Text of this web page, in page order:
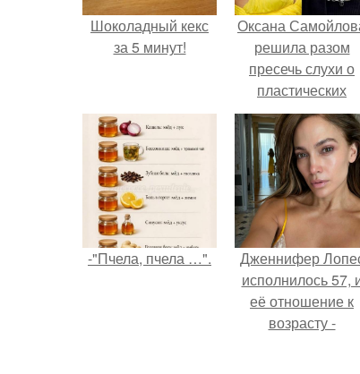
Шоколадный кекс
за 5 минут!
Оксана
решила разом
пресечь слухи о
пластических
операциях и
публично
прояснила
ситуацию.
-"Пчела, пчела …".
Дженнифер
исполнилось 57,
её отношение к
возрасту -